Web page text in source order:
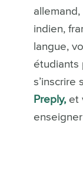
indien,
langue,
étudiants
s’inscrire
Preply,et
enseigner